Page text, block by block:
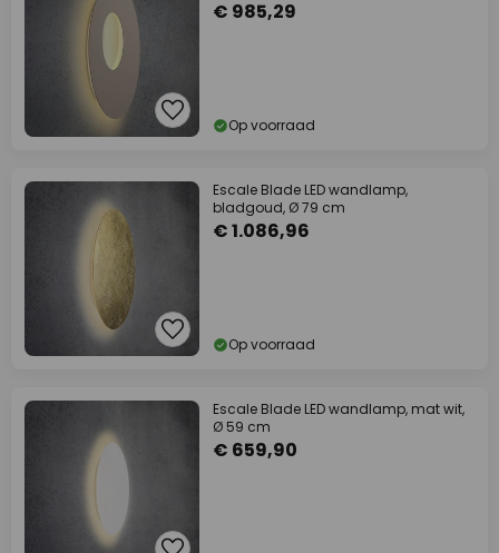
€ 985,29
Op voorraad
Escale Blade LED wandlamp,
bladgoud, Ø 79 cm
€ 1.086,96
Op voorraad
Escale Blade LED wandlamp, mat wit,
Ø 59 cm
€ 659,90